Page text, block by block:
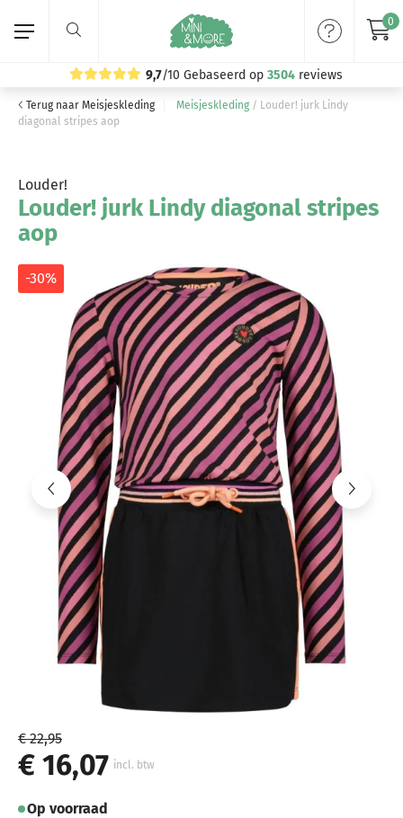
9,7/10 Gebaseerd op 3504 reviews
0
Home
Jongenskleding
Volg ons:
Terug naar Meisjeskleding Meisjeskleding / Louder! jurk Lindy
diagonal stripes aop
Louder!
Louder! jurk Lindy diagonal stripes
aop
-30%
€ 22,95
€ 16,07 incl. btw
Op voorraad